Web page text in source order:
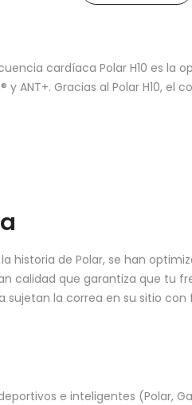
cardíaca Polar H10 es
ANT+. Gracias al Polar H10,
historia de Polar, se han
calidad que garantiza que
la correa en su sitio
e inteligentes (Polar,